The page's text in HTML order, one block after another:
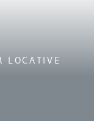
LOCATIVE